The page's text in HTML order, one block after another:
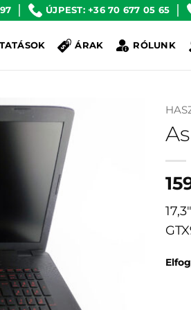
ÚJPEST: +36 70 677 05 65
ÁRAK RÓLUNK